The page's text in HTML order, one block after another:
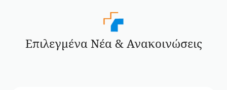
Επιλεγμένα Νέα & Ανακοινώσεις